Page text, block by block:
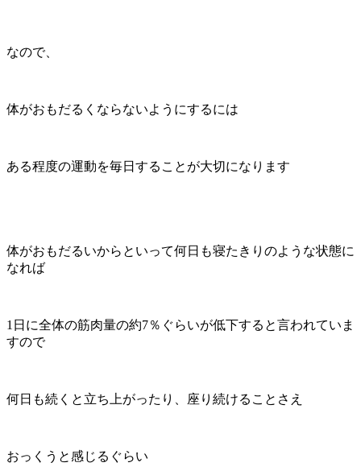
なので、
体がおもだるくならないようにするには
ある程度の運動を毎日することが大切になります
体がおもだるいからといって何日も寝たきりのような状態に
なれば
1日に全体の筋肉量の約7％ぐらいが低下すると言われていま
すので
何日も続くと立ち上がったり、座り続けることさえ
おっくうと感じるぐらい